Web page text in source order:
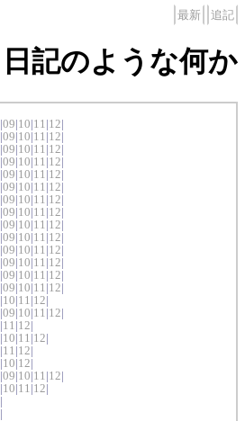
最新 追記
日記のような何か
|09|10|11 |12|
|09|10|11 |12|
|09|10|11 |12|
|09|10|11 |12|
|09|10|11 |12|
|09|10|11 |12|
|09|10|11 |12|
|09|10|11 |12|
|09|10|11 |12|
|09|10|11 |12|
|09|10|11 |12|
|09|10|11 |12|
|09|10|11 |12|
|09|10|11 |12|
|10|11 |12|
|09|10|11 |12|
|11 |12|
|10|11 |12|
|11 |12|
|10|12|
|09|10|11 |12|
|10|11 |12|
|
|